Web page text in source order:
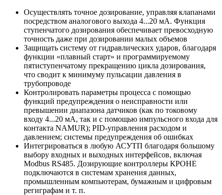
Осуществлять точное дозирование, управляя клапанами
посредством аналогового выхода 4...20 мА. Функция
ступенчатого дозирования обеспечивает превосходную
точность даже при дозировании малых объемов
Защищать систему от гидравлических ударов, благодаря
функции «плавный старт» и программируемому
пятиступенчатому прекращению цикла дозирования,
что сводит к минимуму пульсации давления в
трубопроводе
Контролировать параметры процесса с помощью
функций предупреждения о неисправности или
превышении диапазона датчиков (как по токовому
входу 4...20 мА, так и с помощью импульсного входа для
контакта NAMUR); PID-управления расходом и
давлением; системы предупреждения об ошибках
Интегрироваться в любую АСУТП благодаря большому
выбору входных и выходных интерфейсов, включая
Modbus RS485. Дозирующие контроллеры КРОНЕ
подключаются в системам хранения данных,
промышленным компьютерам, бумажным и цифровым
региграфам и т. п.